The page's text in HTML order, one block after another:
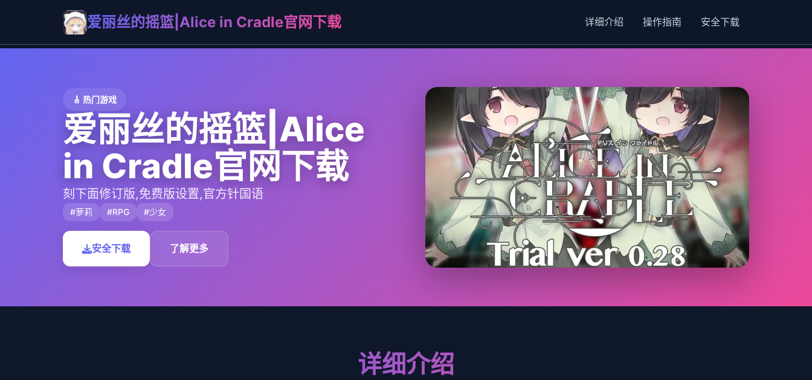
爱丽丝的摇篮|Alice in Cradle官网下载 详细介绍 操作指南 安全下载
🎸 热门游戏
爱丽丝的摇篮|Alice
in Cradle官网下载
刻下面修订版,免费版设置,官方针国语
#萝莉 #RPG #少女
安全下载 了解更多
详细介绍